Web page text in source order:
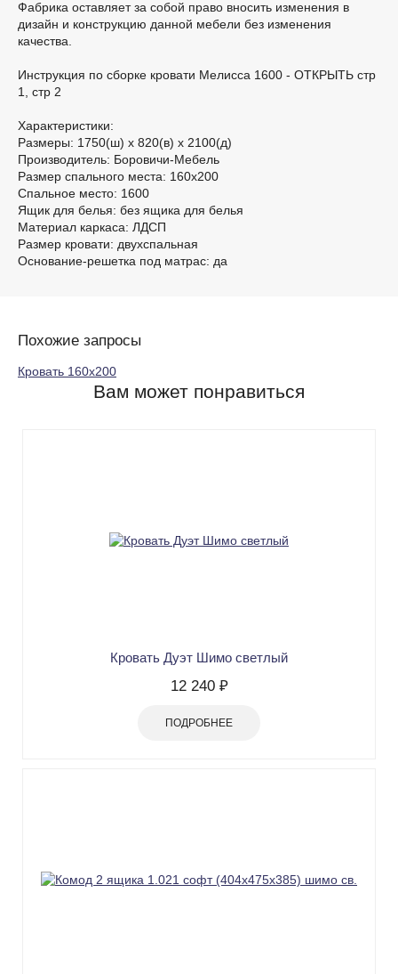
Фабрика оставляет за собой право вносить изменения в
дизайн и конструкцию данной мебели без изменения
качества.
Инструкция по сборке кровати Мелисса 1600 - ОТКРЫТЬ стр
1, стр 2
Характеристики:
Размеры: 1750(ш) х 820(в) х 2100(д)
Производитель: Боровичи-Мебель
Размер спального места: 160х200
Спальное место: 1600
Ящик для белья: без ящика для белья
Материал каркаса: ЛДСП
Размер кровати: двухспальная
Основание-решетка под матрас: да
Похожие запросы
Кровать 160х200
Вам может понравиться
Кровать Дуэт Шимо светлый
12 240 ₽
ПОДРОБНЕЕ